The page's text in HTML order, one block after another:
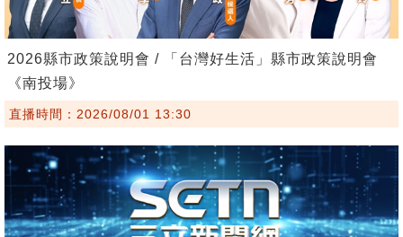
2026縣市政策說明會 / 「台灣好生活」縣市政策說明會
《南投場》
直播時間：2026/08/01 13:30